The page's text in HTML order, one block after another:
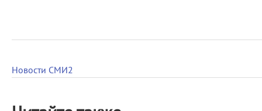
Новости СМИ2